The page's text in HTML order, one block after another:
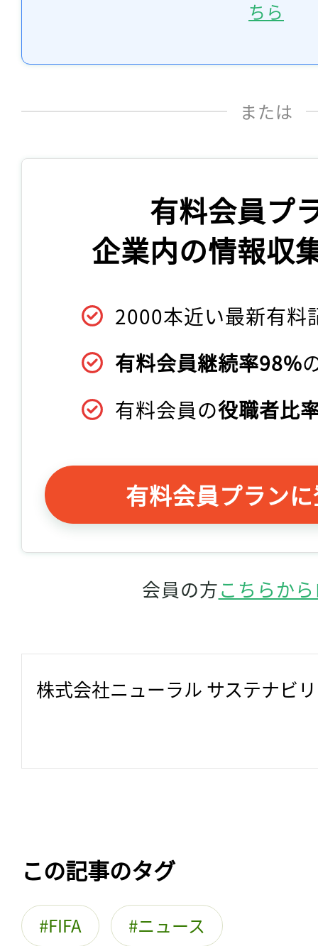
ちら
または
有料会員プ
企業内の情報収
2000本近い最新有料
有料会員継続率98%
有料会員の役職者比
有料会員プラン
会員の方こちらか
株式会社ニューラル サステナビ
この記事のタグ
FIFA ニュース